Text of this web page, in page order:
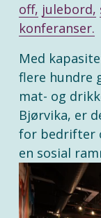
off, julebord,
konferanser.
Med
flere hundre
mat- og
Bjørvika, er
for bedrifter
en sosial